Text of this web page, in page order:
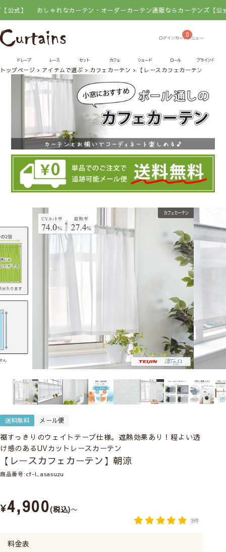
おしゃれなカーテン・オーダーカーテン通販ならカーテンズ【公式】 お
0
ドレープ レース セット カフェ シェード ロール ブラインド
トップページ アイテムで選ぶ カフェカーテン 【レースカフェカーテン】朝涼
送料無料 メール便
裾すっきりのウェイトテープ仕様。遮熱効果あり！程よい透
け感のあるUVカットレースカーテン
【レースカフェカーテン】朝涼
商品番号 cf-l_asasuzu
¥4,900 税込 〜
3件
料金表